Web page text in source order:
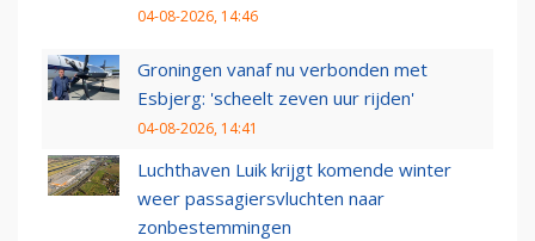
04-08-2026, 14:46
Groningen vanaf nu verbonden met
Esbjerg: 'scheelt zeven uur rijden'
04-08-2026, 14:41
Luchthaven Luik krijgt komende winter
weer passagiersvluchten naar
zonbestemmingen